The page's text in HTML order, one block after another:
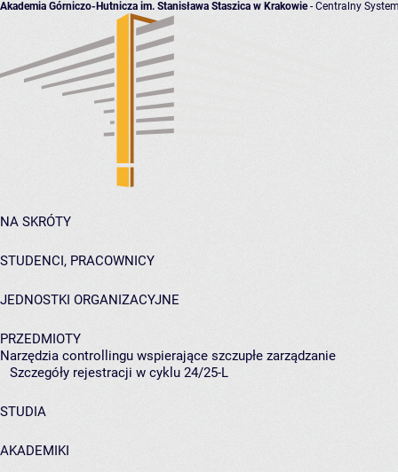
Akademia Górniczo-Hutnicza im. Stanisława Staszica w Krakowie- Centralny
NA SKRÓTY
STUDENCI, PRACOWNICY
JEDNOSTKI ORGANIZACYJNE
PRZEDMIOTY
Narzędzia controllingu wspierające szczupłe zarządzanie
Szczegóły rejestracji w cyklu 24/25-L
STUDIA
AKADEMIKI